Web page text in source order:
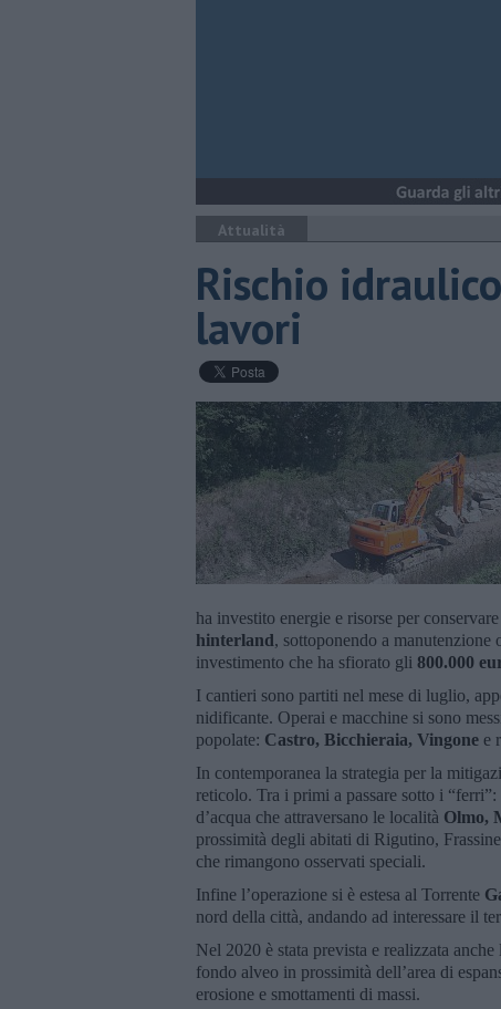
Attualità
Rischio
lavori
ha investito energie e risorse per
hinterland, sottoponendo a
investimento che ha sfiorato gli 800.000
I cantieri sono partiti nel mese di luglio,
nidificante. Operai e macchine si sono
popolate: Castro, Bicchieraia, Vingone e
In contemporanea la strategia per la
reticolo. Tra i primi a passare sotto i “ferri”:
d’acqua che attraversano le località Olmo,
prossimità degli abitati di Rigutino,
che rimangono osservati speciali.
Infine l’operazione si è estesa al Torrente
nord della città, andando ad interessare il
Nel 2020 è stata prevista e realizzata
fondo alveo in prossimità dell’area di
erosione e smottamenti di massi.